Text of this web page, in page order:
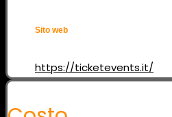
Sito web
https://ticketevents.it/